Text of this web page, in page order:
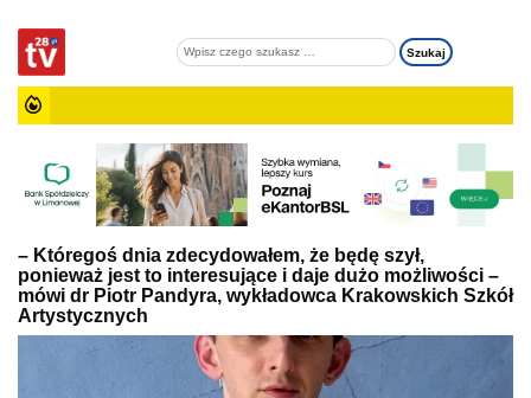
– Któregoś dnia zdecydowałem, że będę szył,
ponieważ jest to interesujące i daje dużo możliwości –
mówi dr Piotr Pandyra, wykładowca Krakowskich Szkół
Artystycznych